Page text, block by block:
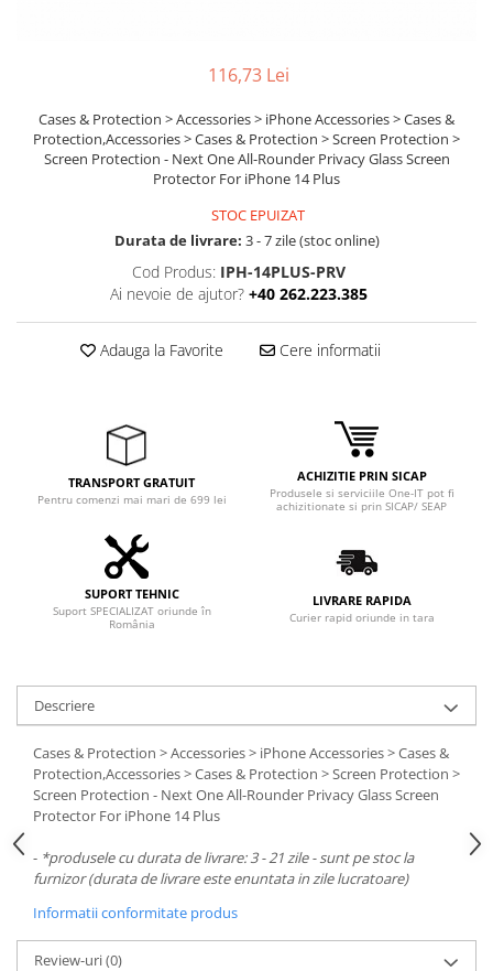
Microfoane & Casti Gaming
Mouse Gaming
Scaune Gaming
Periferice PC
USB Hub
Placi de Baza
Placi Video
Memorii
SSD
Hard Disc-uri
Carcase
Surse
Cooler
Servere & Componente
Componente Server
116,73 Lei
Cases & Protection > Accessories > iPhone Accessories > Cases &
Protection,Accessories > Cases & Protection > Screen Protection >
Screen Protection - Next One All-Rounder Privacy Glass Screen
Protector For iPhone 14 Plus
STOC EPUIZAT
Durata de livrare: 3 - 7 zile (stoc online)
Cod Produs: IPH-14PLUS-PRV
Ai nevoie de ajutor? +40 262.223.385
Adauga la Favorite Cere informatii
TRANSPORT GRATUIT
Pentru comenzi mai mari de 699 lei
ACHIZITIE PRIN SICAP
Produsele si serviciile One-IT pot fi
achizitionate si prin SICAP/ SEAP
SUPORT TEHNIC
Suport SPECIALIZAT oriunde în
România
LIVRARE RAPIDA
Curier rapid oriunde in tara
Descriere
Cases & Protection > Accessories > iPhone Accessories > Cases &
Protection,Accessories > Cases & Protection > Screen Protection >
Screen Protection - Next One All-Rounder Privacy Glass Screen
Protector For iPhone 14 Plus
- *produsele cu durata de livrare: 3 - 21 zile - sunt pe stoc la
furnizor (durata de livrare este enuntata in zile lucratoare)
Informatii conformitate produs
Review-uri(0)